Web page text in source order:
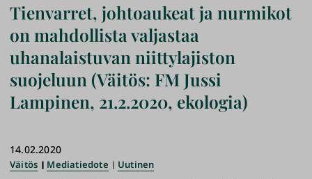
Tienvarret, johtoaukeat ja nurmikot
on mahdollista valjastaa
uhanalaistuvan niittylajiston
suojeluun (Väitös: FM Jussi
Lampinen, 21.2.2020, ekologia)
14.02.2020
Väitös Mediatiedote Uutinen